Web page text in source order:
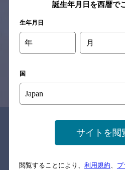
※それぞれのお店のメニューや営業時
予告なしに変更されるこ
関連リ
誕生年月日を西暦で
生年月日
年 月
国
サイトを閲
閲覧することにより、 利用規約、